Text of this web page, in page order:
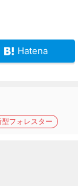
Hatena
フォレスター